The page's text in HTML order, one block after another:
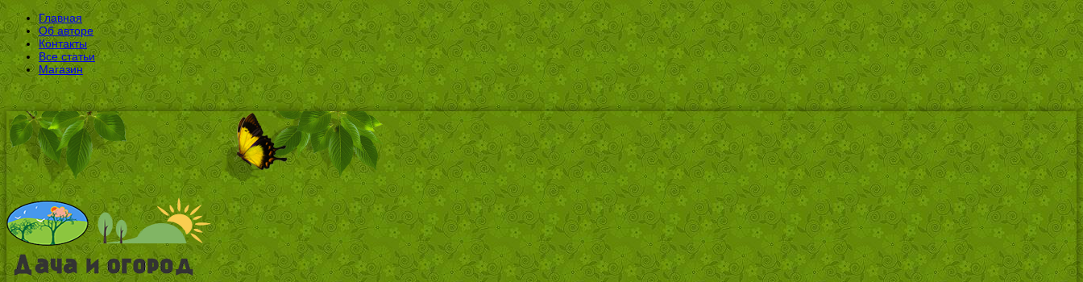
Главная
Об авторе
Контакты
Все статьи
Магазин